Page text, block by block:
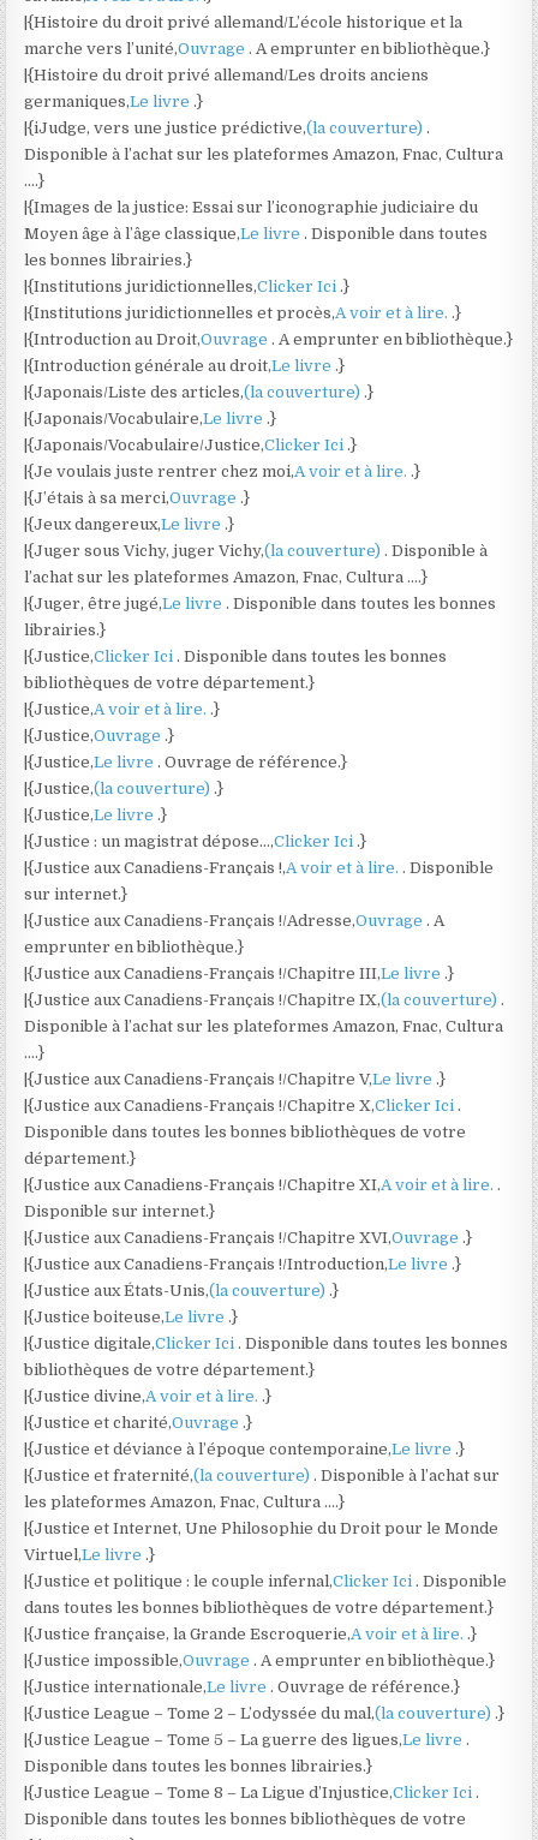
|{Histoire du droit privé allemand/L’école historique et la
marche vers l’unité,Ouvrage. A emprunter en bibliothèque.}
|{Histoire du droit privé allemand/Les droits anciens
germaniques,Le livre.}
|{iJudge, vers une justice prédictive,(la couverture).
Disponible à l’achat sur les plateformes Amazon, Fnac, Cultura
….}
|{Images de la justice: Essai sur l’iconographie judiciaire du
Moyen âge à l’âge classique,Le livre. Disponible dans toutes
les bonnes librairies.}
|{Institutions juridictionnelles,Clicker Ici.}
|{Institutions juridictionnelles et procès,A voir et à lire..}
|{Introduction au Droit,Ouvrage. A emprunter en bibliothèque.}
|{Introduction générale au droit,Le livre.}
|{Japonais/Liste des articles,(la couverture).}
|{Japonais/Vocabulaire,Le livre.}
|{Japonais/Vocabulaire/Justice,Clicker Ici.}
|{Je voulais juste rentrer chez moi,A voir et à lire..}
|{J’étais à sa merci,Ouvrage.}
|{Jeux dangereux,Le livre.}
|{Juger sous Vichy, juger Vichy,(la couverture). Disponible à
l’achat sur les plateformes Amazon, Fnac, Cultura ….}
|{Juger, être jugé,Le livre. Disponible dans toutes les bonnes
librairies.}
|{Justice,Clicker Ici. Disponible dans toutes les bonnes
bibliothèques de votre département.}
|{Justice,A voir et à lire..}
|{Justice,Ouvrage.}
|{Justice,Le livre. Ouvrage de référence.}
|{Justice,(la couverture).}
|{Justice,Le livre.}
|{Justice : un magistrat dépose…,Clicker Ici.}
|{Justice aux Canadiens-Français !,A voir et à lire.. Disponible
sur internet.}
|{Justice aux Canadiens-Français !/Adresse,Ouvrage. A
emprunter en bibliothèque.}
|{Justice aux Canadiens-Français !/Chapitre III,Le livre.}
|{Justice aux Canadiens-Français !/Chapitre IX,(la couverture).
Disponible à l’achat sur les plateformes Amazon, Fnac, Cultura
….}
|{Justice aux Canadiens-Français !/Chapitre V,Le livre.}
|{Justice aux Canadiens-Français !/Chapitre X,Clicker Ici.
Disponible dans toutes les bonnes bibliothèques de votre
département.}
|{Justice aux Canadiens-Français !/Chapitre XI,A voir et à lire..
Disponible sur internet.}
|{Justice aux Canadiens-Français !/Chapitre XVI,Ouvrage.}
|{Justice aux Canadiens-Français !/Introduction,Le livre.}
|{Justice aux États-Unis,(la couverture).}
|{Justice boiteuse,Le livre.}
|{Justice digitale,Clicker Ici. Disponible dans toutes les bonnes
bibliothèques de votre département.}
|{Justice divine,A voir et à lire..}
|{Justice et charité,Ouvrage.}
|{Justice et déviance à l’époque contemporaine,Le livre.}
|{Justice et fraternité,(la couverture). Disponible à l’achat sur
les plateformes Amazon, Fnac, Cultura ….}
|{Justice et Internet, Une Philosophie du Droit pour le Monde
Virtuel,Le livre.}
|{Justice et politique : le couple infernal,Clicker Ici. Disponible
dans toutes les bonnes bibliothèques de votre département.}
|{Justice française, la Grande Escroquerie,A voir et à lire..}
|{Justice impossible,Ouvrage. A emprunter en bibliothèque.}
|{Justice internationale,Le livre. Ouvrage de référence.}
|{Justice League – Tome 2 – L’odyssée du mal,(la couverture).}
|{Justice League – Tome 5 – La guerre des ligues,Le livre.
Disponible dans toutes les bonnes librairies.}
|{Justice League – Tome 8 – La Ligue d’Injustice,Clicker Ici.
Disponible dans toutes les bonnes bibliothèques de votre